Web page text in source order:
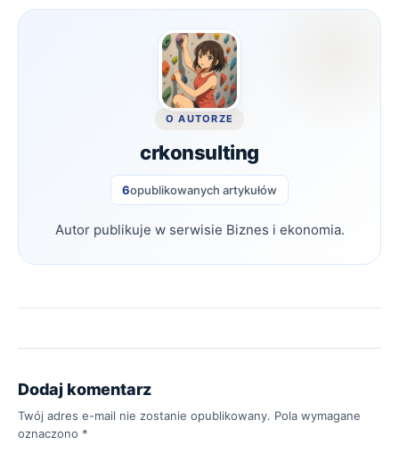
O AUTORZE
crkonsulting
6opublikowanych artykułów
Autor publikuje w serwisie Biznes i ekonomia.
Dodaj komentarz
Twój adres e-mail nie zostanie opublikowany. Pola wymagane
oznaczono *